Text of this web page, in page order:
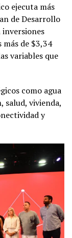
ejecuta más
de Desarrollo
más de $3,34
variables que
como agua
salud, vivienda,
y